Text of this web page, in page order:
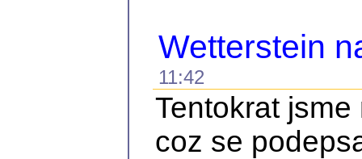
Wetterstein
11:42
Tentokrat
coz se